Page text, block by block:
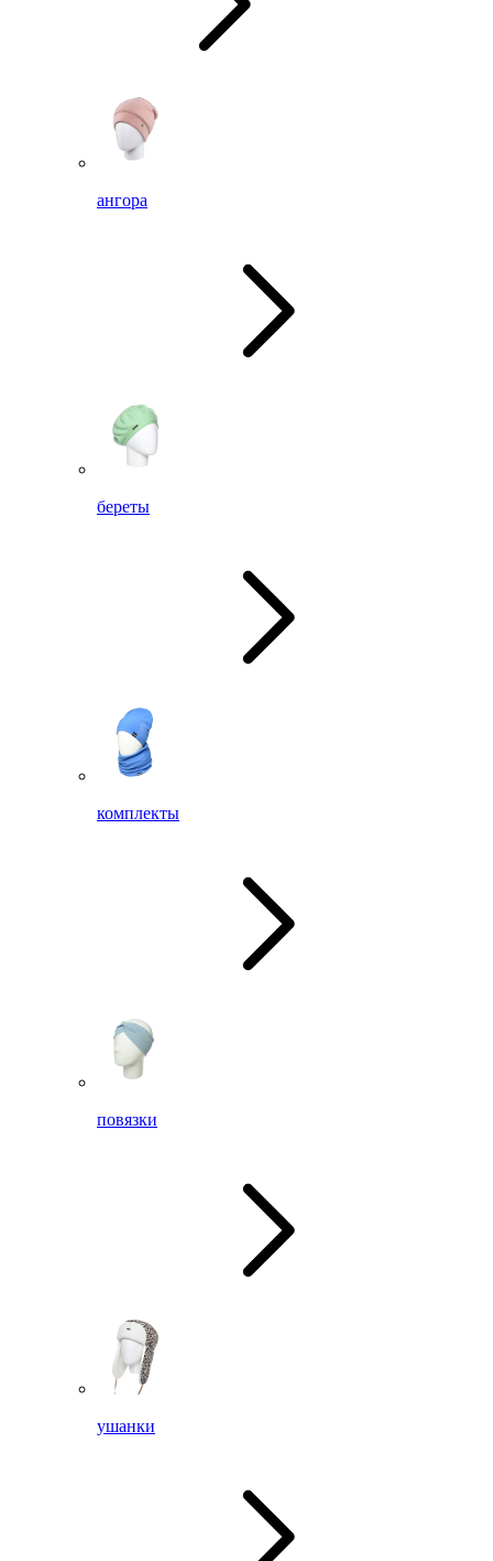
ангора
береты
комплекты
повязки
ушанки